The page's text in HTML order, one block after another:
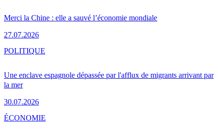
Merci la Chine : elle a sauvé l’économie mondiale
27.07.2026
Une enclave espagnole dépassée par l'afflux de migrants arrivant par
la mer
30.07.2026
POLITIQUE
ÉCONOMIE